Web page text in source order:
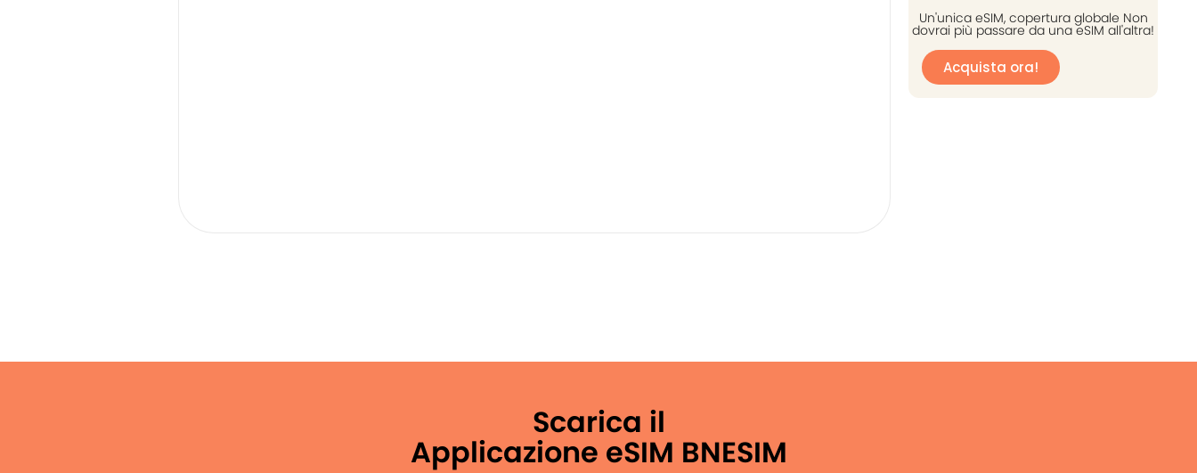
Un'unica eSIM, copertura globale Non
dovrai più passare da una eSIM all'altra!
Acquista ora!
Scarica il
Applicazione eSIM BNESIM